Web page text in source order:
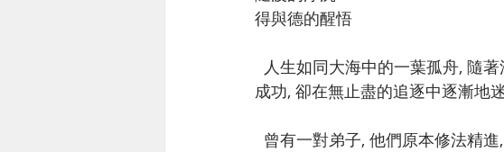
得與德的醒悟
成功, 卻在無止盡的追逐中逐漸地